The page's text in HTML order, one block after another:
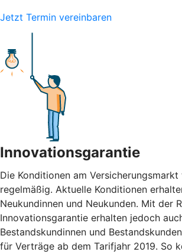
Jetzt Termin vereinbaren
Innovationsgarantie
Die Konditionen am
regelmäßig. Aktuelle Konditionen
Neukundinnen und Neukunden. Mit der
Innovationsgarantie erhalten jedoch
Bestandskundinnen und
für Verträge ab dem Tarifjahr 2019. So